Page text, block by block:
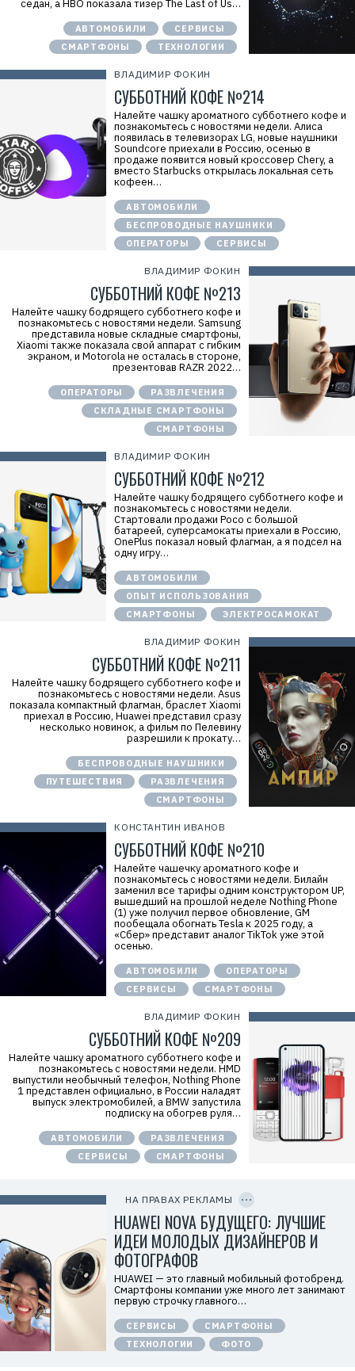
седан, а HBO показала тизер The Last of Us…
АВТОМОБИЛИ
СЕРВИСЫ
СМАРТФОНЫ
ТЕХНОЛОГИИ
ВЛАДИМИР ФОКИН
СУББОТНИЙ КОФЕ №214
Налейте чашку ароматного субботнего кофе и
познакомьтесь с новостями недели. Алиса
появилась в телевизорах LG, новые наушники
Soundcore приехали в Россию, осенью в
продаже появится новый кроссовер Chery, а
вместо Starbucks открылась локальная сеть
кофеен…
АВТОМОБИЛИ
БЕСПРОВОДНЫЕ НАУШНИКИ
ОПЕРАТОРЫ
СЕРВИСЫ
ВЛАДИМИР ФОКИН
СУББОТНИЙ КОФЕ №213
Налейте чашку бодрящего субботнего кофе и
познакомьтесь с новостями недели. Samsung
представила новые складные смартфоны,
Xiaomi также показала свой аппарат с гибким
экраном, и Motorola не осталась в стороне,
презентовав RAZR 2022…
ОПЕРАТОРЫ
РАЗВЛЕЧЕНИЯ
СКЛАДНЫЕ СМАРТФОНЫ
СМАРТФОНЫ
ВЛАДИМИР ФОКИН
СУББОТНИЙ КОФЕ №212
Налейте чашку бодрящего субботнего кофе и
познакомьтесь с новостями недели.
Стартовали продажи Poco с большой
батареей, суперсамокаты приехали в Россию,
OnePlus показал новый флагман, а я подсел на
одну игру…
АВТОМОБИЛИ
ОПЫТ ИСПОЛЬЗОВАНИЯ
СМАРТФОНЫ
ЭЛЕКТРОСАМОКАТ
ВЛАДИМИР ФОКИН
СУББОТНИЙ КОФЕ №211
Налейте чашку бодрящего субботнего кофе и
познакомьтесь с новостями недели. Asus
показала компактный флагман, браслет Xiaomi
приехал в Россию, Huawei представил сразу
несколько новинок, а фильм по Пелевину
разрешили к прокату…
БЕСПРОВОДНЫЕ НАУШНИКИ
ПУТЕШЕСТВИЯ
РАЗВЛЕЧЕНИЯ
СМАРТФОНЫ
КОНСТАНТИН ИВАНОВ
СУББОТНИЙ КОФЕ №210
Налейте чашечку ароматного кофе и
познакомьтесь с новостями недели. Билайн
заменил все тарифы одним конструктором UP,
вышедший на прошлой неделе Nothing Phone
(1) уже получил первое обновление, GM
пообещала обогнать Tesla к 2025 году, а
«Сбер» представит аналог TikTok уже этой
осенью.
АВТОМОБИЛИ
ОПЕРАТОРЫ
СЕРВИСЫ
СМАРТФОНЫ
ВЛАДИМИР ФОКИН
СУББОТНИЙ КОФЕ №209
Налейте чашку ароматного субботнего кофе и
познакомьтесь с новостями недели. HMD
выпустили необычный телефон, Nothing Phone
1 представлен официально, в России наладят
выпуск электромобилей, а BMW запустила
подписку на обогрев руля…
АВТОМОБИЛИ
РАЗВЛЕЧЕНИЯ
СЕРВИСЫ
СМАРТФОНЫ
НА ПРАВАХ РЕКЛАМЫ
е
м
.
E
r
i
d
=
2
f
n
x
y
Р
е
к
л
а
м
о
д
О
О
О
«
х
к
м
п
а
н
I
HUAWEI NOVA БУДУЩЕГО: ЛУЧШИЕ
ИДЕИ МОЛОДЫХ ДИЗАЙНЕРОВ И
ФОТОГРАФОВ
HUAWEI — это главный мобильный фотобренд.
Смартфоны компании уже много лет занимают
первую строчку главного…
СЕРВИСЫ
СМАРТФОНЫ
ТЕХНОЛОГИИ
ФОТО